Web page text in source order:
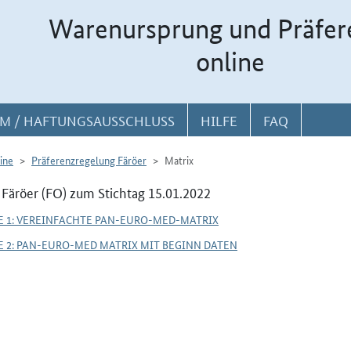
Warenursprung und
online
/ HAFTUNGSAUSSCHLUSS HILFE FAQ
Präferenzregelung Färöer Matrix
(FO) zum Stichtag 15.01.2022
1: VEREINFACHTE PAN-EURO-MED-MATRIX
2: PAN-EURO-MED MATRIX MIT BEGINN DATEN